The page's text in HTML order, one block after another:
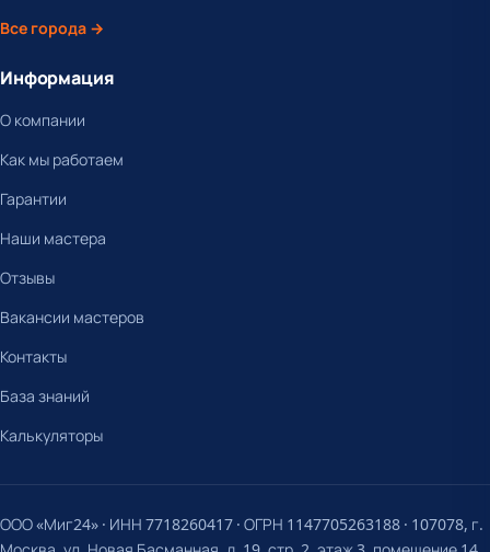
Все города →
Информация
О компании
Как мы работаем
Гарантии
Наши мастера
Отзывы
Вакансии мастеров
Контакты
База знаний
Калькуляторы
ООО «Миг24» · ИНН 7718260417 · ОГРН 1147705263188 · 107078, г.